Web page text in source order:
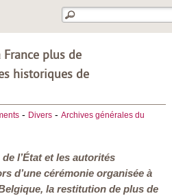
plus de
historiques de
- Divers- Archives générales du
l’État et les autorités
d’une cérémonie organisée à
la restitution de plus de